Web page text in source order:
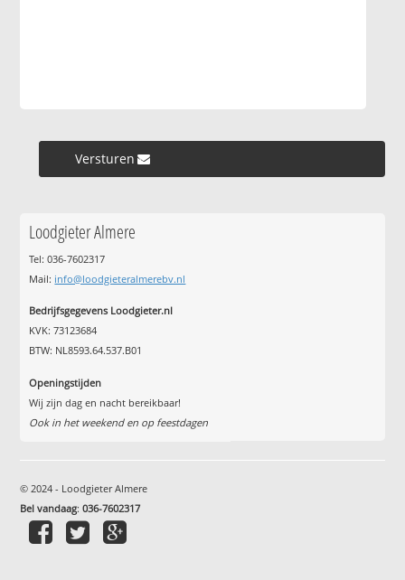
Versturen »
Loodgieter Almere
Tel: 036-7602317
Mail: info@loodgieteralmerebv.nl
Bedrijfsgegevens Loodgieter.nl
KVK: 73123684
BTW: NL8593.64.537.B01
Openingstijden
Wij zijn dag en nacht bereikbaar!
Ook in het weekend en op feestdagen
© 2024 - Loodgieter Almere
Bel vandaag:036-7602317